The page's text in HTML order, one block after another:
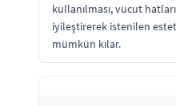
kullanılması, vücut
iyileştirerek istenilen
mümkün kılar.